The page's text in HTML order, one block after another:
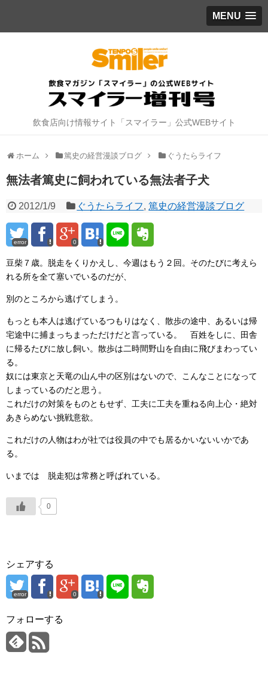
MENU
飲食店向け情報サイト「スマイラー」公式WEBサイト
ホーム 篤史の経営漫談ブログ ぐうたらライフ
無法者篤史に飼われている無法者子犬
2012/1/9 ぐうたらライフ,篤史の経営漫談ブログ
error 0
豆柴７歳。脱走をくりかえし、今週はもう２回。そのたびに考えら
れる所を全て塞いでいるのだが、
別のところから逃げてしまう。
もっとも本人は逃げているつもりはなく、散歩の途中、あるいは帰
宅途中に捕まっちまっただけだと言っている。 百姓をしに、田舎
に帰るたびに放し飼い。散歩は二時間野山を自由に飛びまわってい
る。
奴には東京と天竜の山ん中の区別はないので、こんなことになって
しまっているのだと思う。
これだけの対策をものともせず、工夫に工夫を重ねる向上心・絶対
あきらめない挑戦意欲。
これだけの人物はわが社では役員の中でも居るかいないいかであ
る。
いまでは 脱走犯は常務と呼ばれている。
0
シェアする
error 0
フォローする